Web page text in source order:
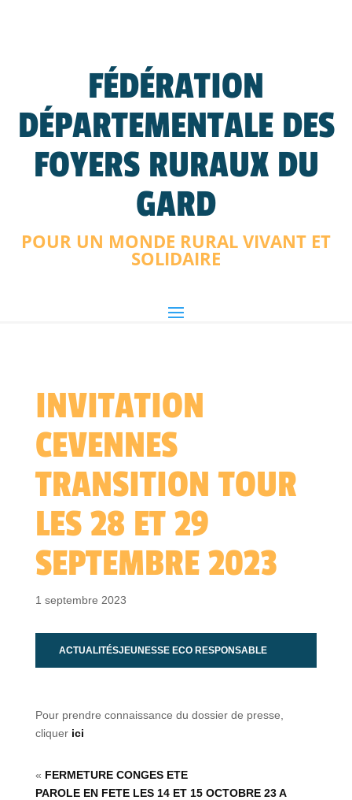
FÉDÉRATION
DÉPARTEMENTALE DES
FOYERS RURAUX DU
GARD
POUR UN MONDE RURAL VIVANT ET
SOLIDAIRE
INVITATION
CEVENNES
TRANSITION TOUR
LES 28 ET 29
SEPTEMBRE 2023
1 septembre 2023
ACTUALITÉSJEUNESSE ECO RESPONSABLE
Pour prendre connaissance du dossier de presse,
cliquer ici
« FERMETURE CONGES ETE
PAROLE EN FETE LES 14 ET 15 OCTOBRE 23 A